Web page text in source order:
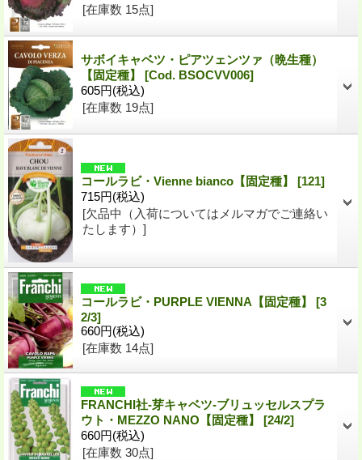
[在庫数 15点]
サボイキャベツ・ピアツェンツァ（晩生種）
【固定種】 [Cod. BSOCVV006]
605円(税込)
[在庫数 19点]
コールラビ・Vienne bianco【固定種】 [121]
715円(税込)
[欠品中（入荷についてはメルマガでご連絡い
たします）]
コールラビ・PURPLE VIENNA【固定種】 [3
2/3]
660円(税込)
[在庫数 14点]
FRANCHI社-芽キャベツ-ブリュッセルスプラ
ウト・MEZZO NANO【固定種】 [24/2]
660円(税込)
[在庫数 30点]